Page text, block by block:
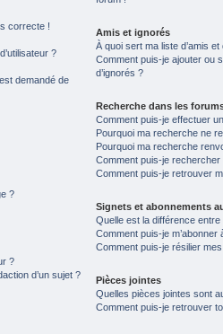
correcte !
?
demandé de
?
?
d’un sujet ?
Amis et ignorés
À quoi sert ma liste d’amis et
Comment puis-je ajouter ou
d’ignorés ?
Recherche dans les
Comment puis-je effectuer
Pourquoi ma recherche ne
Pourquoi ma recherche
Comment puis-je rechercher
Comment puis-je retrouver
Signets et abonnements
Quelle est la différence entre
Comment puis-je
Comment puis-je résilier
Pièces jointes
Quelles pièces jointes sont
Comment puis-je retrouver